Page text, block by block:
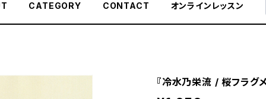
CATEGORY CONTACT オンラインレッスン
『冷水乃栄流 / 桜フラグ